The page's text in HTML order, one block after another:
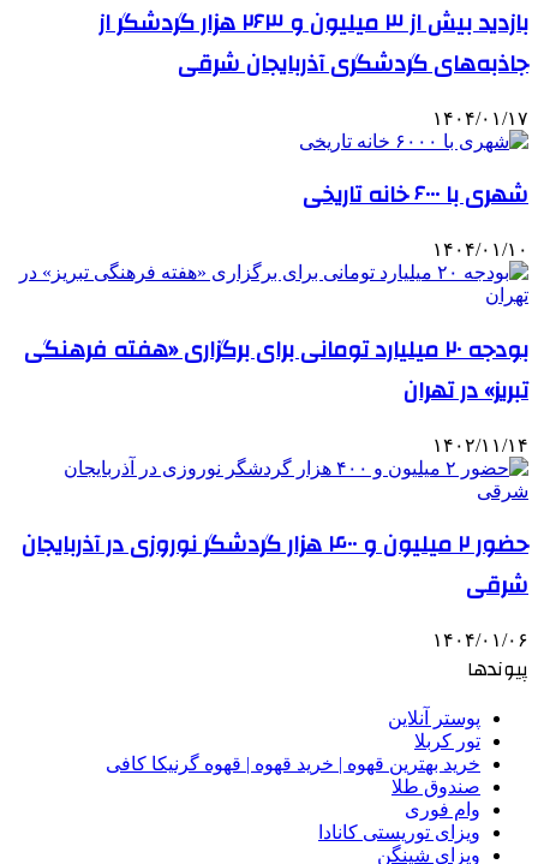
بازدید بیش از ۳ میلیون و ۲۶۳ هزار گردشگر از
جاذبه‌های گردشگری آذربایجان شرقی
۱۴۰۴/۰۱/۱۷
شهری با ۶۰۰۰ خانه تاریخی
۱۴۰۴/۰۱/۱۰
بودجه ۲۰ میلیارد تومانی برای برگزاری «هفته فرهنگی
تبریز» در تهران
۱۴۰۲/۱۱/۱۴
حضور ۲ میلیون و ۴۰۰ هزار گردشگر نوروزی در آذربایجان
شرقی
۱۴۰۴/۰۱/۰۶
پیوندها
پوستر آنلاین
تور کربلا
خرید بهترین قهوه | خرید قهوه | قهوه گرنیکا کافی
صندوق طلا
وام فوری
ویزای توریستی کانادا
ویزای شینگن